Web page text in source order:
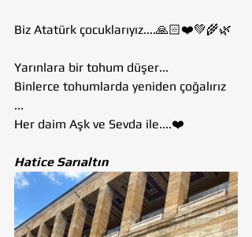
Biz Atatürk çocuklarıyız....🙏🏻❤️💚🌾🌿
Yarınlara bir tohum düşer...
Binlerce tohumlarda yeniden çoğalırız
...
Her daim Aşk ve Sevda ile....❤️
Hatice Sarıaltın